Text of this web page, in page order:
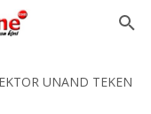
UNAND TEKEN